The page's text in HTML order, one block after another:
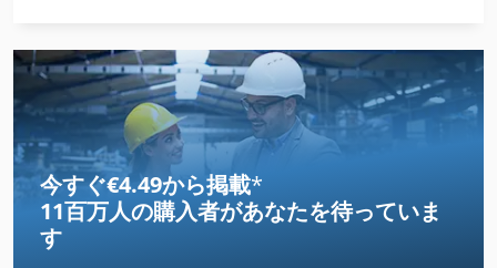
Case Ih 4230
Case Ih 4420
Case Ih 5130
Case Ih 5140
Case Ih 8010
今すぐ€4.49から掲載*
11百万人の購入者があなたを待っていま
す